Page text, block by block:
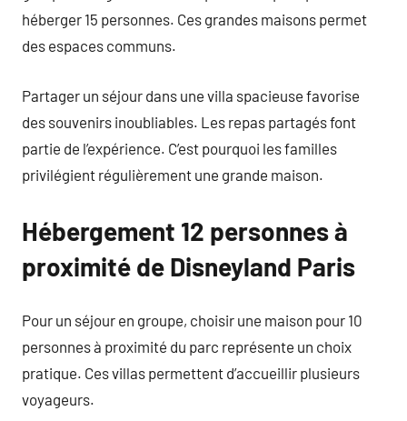
héberger 15 personnes. Ces grandes maisons permet
des espaces communs.
Partager un séjour dans une villa spacieuse favorise
des souvenirs inoubliables. Les repas partagés font
partie de l’expérience. C’est pourquoi les familles
privilégient régulièrement une grande maison.
Hébergement 12 personnes à
proximité de Disneyland Paris
Pour un séjour en groupe, choisir une maison pour 10
personnes à proximité du parc représente un choix
pratique. Ces villas permettent d’accueillir plusieurs
voyageurs.